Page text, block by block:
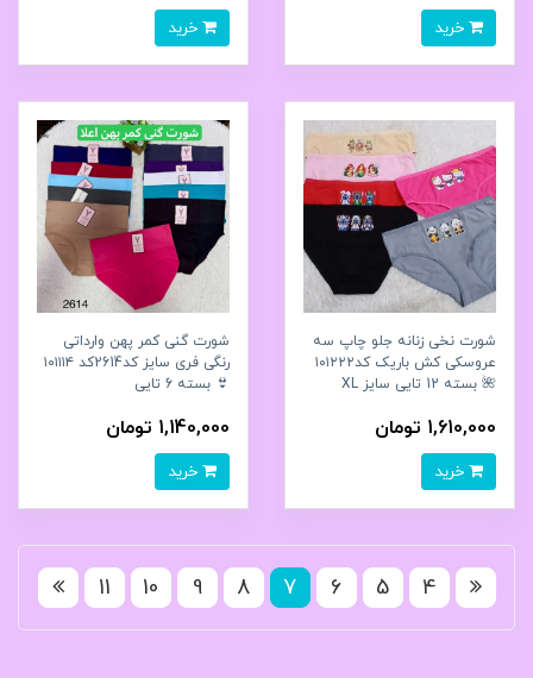
شورت نخی زنانه جلو چاپ سه
عروسکی کش باریک کد۱۰۱۲۲۲
🌺 بسته 12 تایی سایز XL
1,610,000 تومان
شورت گنی کمر پهن وارداتی
رنگی فری سایز کد2614کد ۱۰۱۱۱۴
👙 بسته 6 تایی
1,140,000 تومان
4
5
6
7
8
9
10
11